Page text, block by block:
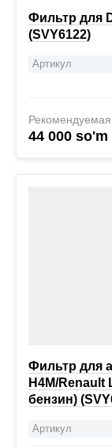
Фильтр для
(SVY6122)
Артикул
44 000 so'm
Фильтр для
H4M/Renault
бензин)
Артикул